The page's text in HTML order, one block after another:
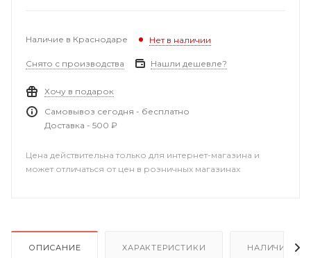
Наличие в Краснодаре Нет в наличии
Снято с производства Нашли дешевле?
Хочу в подарок
Самовывоз сегодня - бесплатно
Доставка - 500 ₽
Цена действительна только для интернет-магазина и
может отличаться от цен в розничных магазинах
ОПИСАНИЕ ХАРАКТЕРИСТИКИ НАЛИЧИЕ В